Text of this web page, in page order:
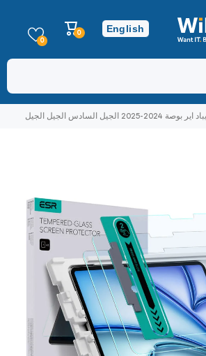
English
عربة
التسوق
0
عناصر
0
شاشة ESR ايباد اير بوصة 2024-2025 الجيل السادس الجيل الجيل